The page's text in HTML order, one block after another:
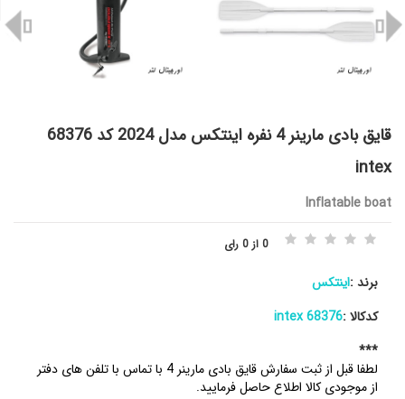
قایق بادی مارینر 4 نفره اینتکس مدل 2024 کد 68376
intex
Inflatable boat
0 از 0 رای
برند :اینتکس
کدکالا :68376 intex
***
لطفا قبل از ثبت سفارش قایق بادی مارینر 4 با تماس با تلفن های دفتر
از موجودی کالا اطلاع حاصل فرمایید.